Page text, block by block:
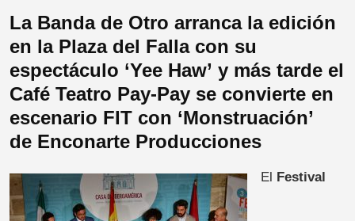
La Banda de Otro arranca la edición
en la Plaza del Falla con su
espectáculo ‘Yee Haw’ y más tarde el
Café Teatro Pay-Pay se convierte en
escenario FIT con ‘Monstruación’
de Enconarte Producciones
El Festival